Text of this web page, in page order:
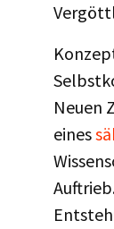
Neuen
eines